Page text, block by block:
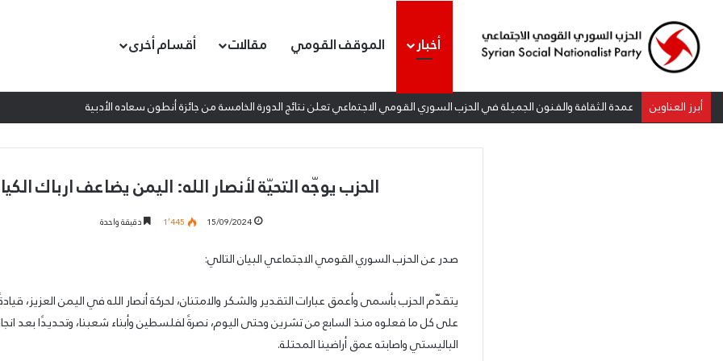
أخبار الموقف القومي مقالات أقسام أخرى
أبرز العناوين عمدة الثقافة والفنون الجميلة في الحزب السوري القومي الاجتماعي تعلن نتائج الدورة الخامسة من جائزة أنطون سعاده الأدبية
الحزب يوجّه التحيّة لأنصار الله: اليمن يضاعف ارباك
15/09/2024 1٬445 دقيقة واحدة
صدر عن الحزب السوري القومي الاجتماعي البيان التالي:
يتقدّم الحزب بأسمى وأعمق عبارات التقدير والشكر والامتنان، لحركة أنصار الله في اليمن العزيز،
على كل ما فعلوه منذ السابع من تشرين وحتى اليوم، نصرةً لفلسطين وأبناء شعبنا، وتحديدًا بعد
الباليستي واصابته عمق أراضينا المحتلة.